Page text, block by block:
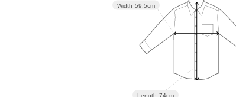
Length 74cm
Width 59.5cm